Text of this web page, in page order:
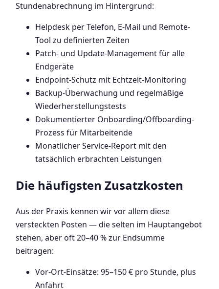
Stundenabrechnung im Hintergrund:
Helpdesk per Telefon, E-Mail und Remote-
Tool zu definierten Zeiten
Patch- und Update-Management für alle
Endgeräte
Endpoint-Schutz mit Echtzeit-Monitoring
Backup-Überwachung und regelmäßige
Wiederherstellungstests
Dokumentierter Onboarding/Offboarding-
Prozess für Mitarbeitende
Monatlicher Service-Report mit den
tatsächlich erbrachten Leistungen
Die häufigsten Zusatzkosten
Aus der Praxis kennen wir vor allem diese
versteckten Posten — die selten im Hauptangebot
stehen, aber oft 20–40 % zur Endsumme
beitragen:
Vor-Ort-Einsätze: 95–150 € pro Stunde, plus
Anfahrt